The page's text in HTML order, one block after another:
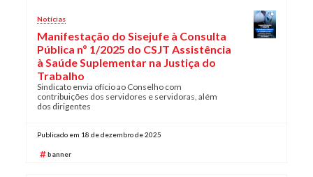
Notícias
Manifestação do Sisejufe à Consulta
Pública nº 1/2025 do CSJT Assistência
à Saúde Suplementar na Justiça do
Trabalho
Sindicato envia ofício ao Conselho com
contribuições dos servidores e servidoras, além
dos dirigentes
Publicado em 18 de dezembro de 2025
banner